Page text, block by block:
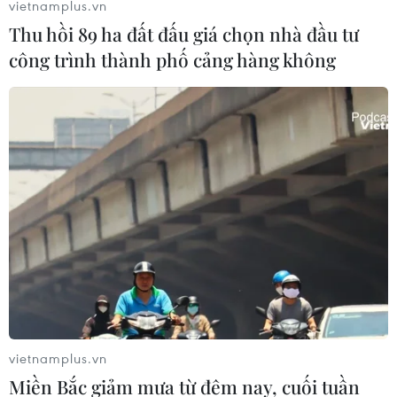
Các nhà khoa học chia rẽ về lỗ hổng khổng
lồ xuất hiện ở Nam Cực
25/10/2017 01:35
Một lỗ hổng rộng khoảng 40.000 km2, được hình thành
ở giữa Nam cực vào mùa Đông châu Úc đang thu hút
sự quan tâm của đông đảo các nhà khoa học và
chuyên gia nghiên cứu về khí hậu trên thế giới.
vietnamplus.vn
Thu hồi 89 ha đất đấu giá chọn nhà đầu tư
công trình thành phố cảng hàng không
vietnamplus.vn
Miền Bắc giảm mưa từ đêm nay, cuối tuần